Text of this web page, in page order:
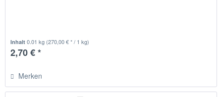
Inhalt0.01 kg (270,00 € * / 1 kg)
2,70 € *
Merken